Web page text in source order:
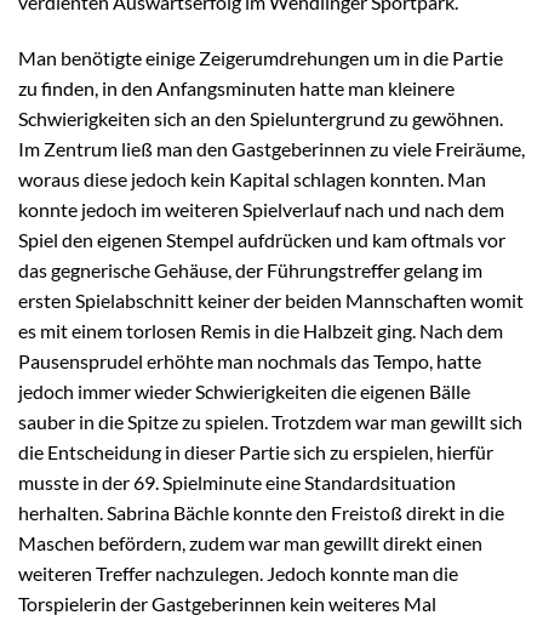
Man benötigte einige Zeigerumdrehungen um in die Partie
zu finden, in den Anfangsminuten hatte man kleinere
Schwierigkeiten sich an den Spieluntergrund zu gewöhnen.
Im Zentrum ließ man den Gastgeberinnen zu viele Freiräume,
woraus diese jedoch kein Kapital schlagen konnten. Man
konnte jedoch im weiteren Spielverlauf nach und nach dem
Spiel den eigenen Stempel aufdrücken und kam oftmals vor
das gegnerische Gehäuse, der Führungstreffer gelang im
ersten Spielabschnitt keiner der beiden Mannschaften womit
es mit einem torlosen Remis in die Halbzeit ging. Nach dem
Pausensprudel erhöhte man nochmals das Tempo, hatte
jedoch immer wieder Schwierigkeiten die eigenen Bälle
sauber in die Spitze zu spielen. Trotzdem war man gewillt sich
die Entscheidung in dieser Partie sich zu erspielen, hierfür
musste in der 69. Spielminute eine Standardsituation
herhalten. Sabrina Bächle konnte den Freistoß direkt in die
Maschen befördern, zudem war man gewillt direkt einen
weiteren Treffer nachzulegen. Jedoch konnte man die
Torspielerin der Gastgeberinnen kein weiteres Mal